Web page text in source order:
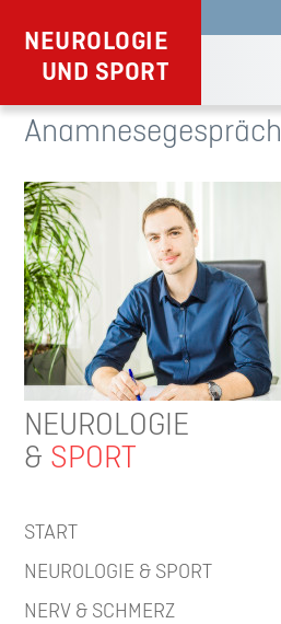
NEUROLOGIE
UND SPORT
Anamnesegespräch
NEUROLOGIE
& SPORT
START
NEUROLOGIE & SPORT
NERV & SCHMERZ